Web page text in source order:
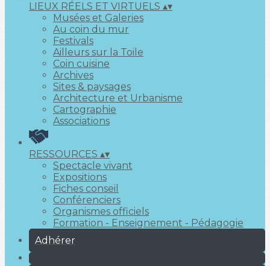
LIEUX RÉELS ET VIRTUELS ▴▾
Musées et Galeries
Au coin du mur
Festivals
Ailleurs sur la Toile
Coin cuisine
Archives
Sites & paysages
Architecture et Urbanisme
Cartographie
Associations
RESSOURCES ▴▾
Spectacle vivant
Expositions
Fiches conseil
Conférenciers
Organismes officiels
Formation - Enseignement - Pédagogie
Adhérer